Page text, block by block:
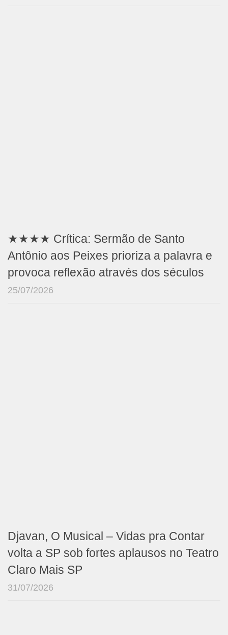
★★★★ Crítica: Sermão de Santo
Antônio aos Peixes prioriza a palavra e
provoca reflexão através dos séculos
25/07/2026
Djavan, O Musical – Vidas pra Contar
volta a SP sob fortes aplausos no Teatro
Claro Mais SP
31/07/2026